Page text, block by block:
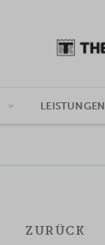
LEISTUNGEN
ZURÜCK